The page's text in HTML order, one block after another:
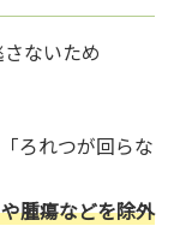
ないため
ろれつが回らな
腫瘍などを除外